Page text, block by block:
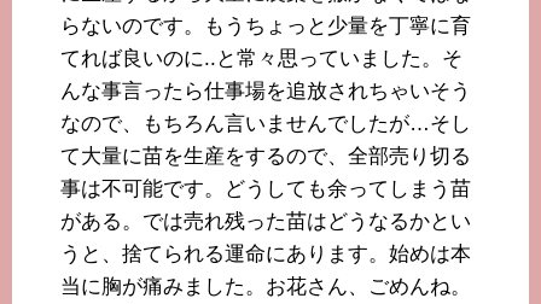
らないのです。もうちょっと少量を丁寧に育
てれば良いのに..と常々思っていました。そ
んな事言ったら仕事場を追放されちゃいそう
なので、もちろん言いませんでしたが…そし
て大量に苗を生産をするので、全部売り切る
事は不可能です。どうしても余ってしまう苗
がある。では売れ残った苗はどうなるかとい
うと、捨てられる運命にあります。始めは本
当に胸が痛みました。お花さん、ごめんね。